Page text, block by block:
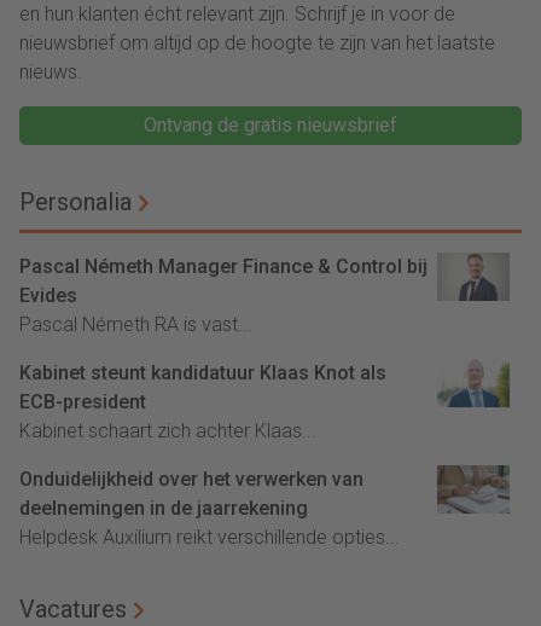
en hun klanten écht relevant zijn. Schrijf je in voor de
nieuwsbrief om altijd op de hoogte te zijn van het laatste
nieuws.
Ontvang de gratis nieuwsbrief
Personalia
Pascal Németh Manager Finance & Control bij
Evides
Pascal Németh RA is vast...
Kabinet steunt kandidatuur Klaas Knot als
ECB-president
Kabinet schaart zich achter Klaas...
Onduidelijkheid over het verwerken van
deelnemingen in de jaarrekening
Helpdesk Auxilium reikt verschillende opties...
Vacatures